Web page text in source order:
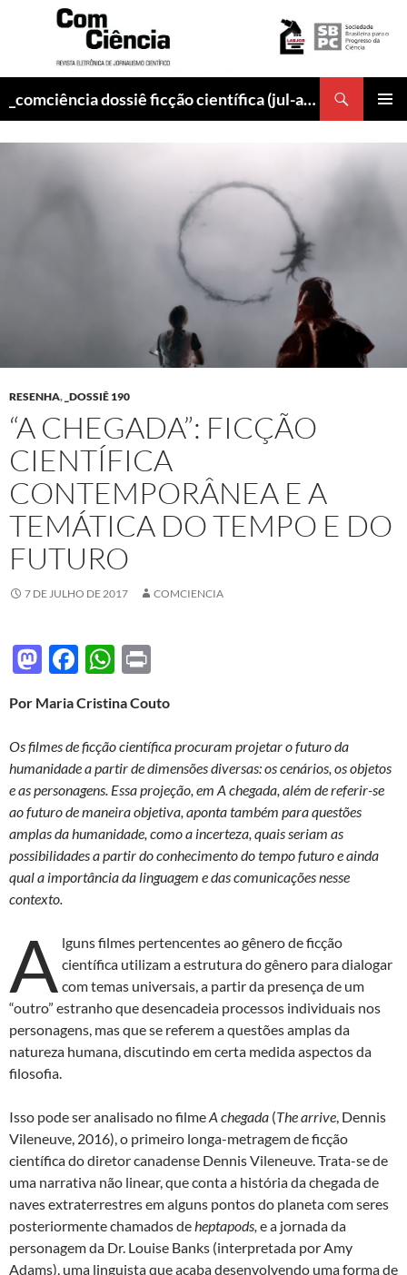
_comciência dossiê ficção científica (jul-ago/2017)
RESENHA, _DOSSIÊ 190
“A CHEGADA”: FICÇÃO
CIENTÍFICA
CONTEMPORÂNEA E A
TEMÁTICA DO TEMPO E DO
FUTURO
7 DE JULHO DE 2017 COMCIENCIA
M
to
d
o
n
F
e
b
o
o
k
W
at
s
A
p
p
nt
Por Maria Cristina Couto
Os filmes de ficção científica procuram projetar o futuro da
humanidade a partir de dimensões diversas: os cenários, os objetos
e as personagens. Essa projeção, em A chegada, além de referir-se
ao futuro de maneira objetiva, aponta também para questões
amplas da humanidade, como a incerteza, quais seriam as
possibilidades a partir do conhecimento do tempo futuro e ainda
qual a importância da linguagem e das comunicações nesse
contexto.
A lguns filmes pertencentes ao gênero de ficção
científica utilizam a estrutura do gênero para dialogar
com temas universais, a partir da presença de um
“outro” estranho que desencadeia processos individuais nos
personagens, mas que se referem a questões amplas da
natureza humana, discutindo em certa medida aspectos da
filosofia.
Isso pode ser analisado no filmeA chegada (The arrive, Dennis
Vileneuve, 2016), o primeiro longa-metragem de ficção
científica do diretor canadense Dennis Vileneuve. Trata-se de
uma narrativa não linear, que conta a história da chegada de
naves extraterrestres em alguns pontos do planeta com seres
posteriormente chamados deheptapods, e a jornada da
personagem da Dr. Louise Banks (interpretada por Amy
Adams), uma linguista que acaba desenvolvendo uma forma de